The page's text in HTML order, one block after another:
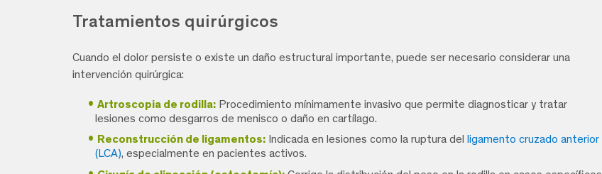
Tratamientos quirúrgicos
Cuando el dolor persiste o existe un daño estructural importante, puede ser necesario considerar una
intervención quirúrgica:
Artroscopia de rodilla: Procedimiento mínimamente invasivo que permite diagnosticar y tratar
lesiones como desgarros de menisco o daño en cartílago.
Reconstrucción de ligamentos: Indicada en lesiones como la ruptura del ligamento cruzado anterior
(LCA), especialmente en pacientes activos.